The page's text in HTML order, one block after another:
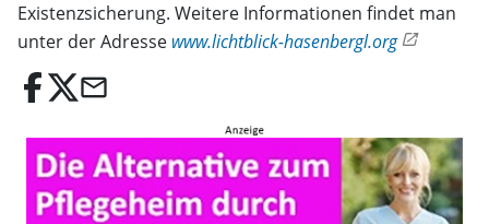
Existenzsicherung. Weitere Informationen findet man
unter der Adresse www.lichtblick-hasenbergl.org
email